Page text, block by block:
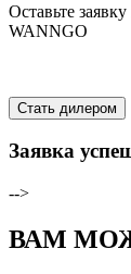
Оставьте
WANNGO
Стать дилером
Заявка
-->
ВАМ